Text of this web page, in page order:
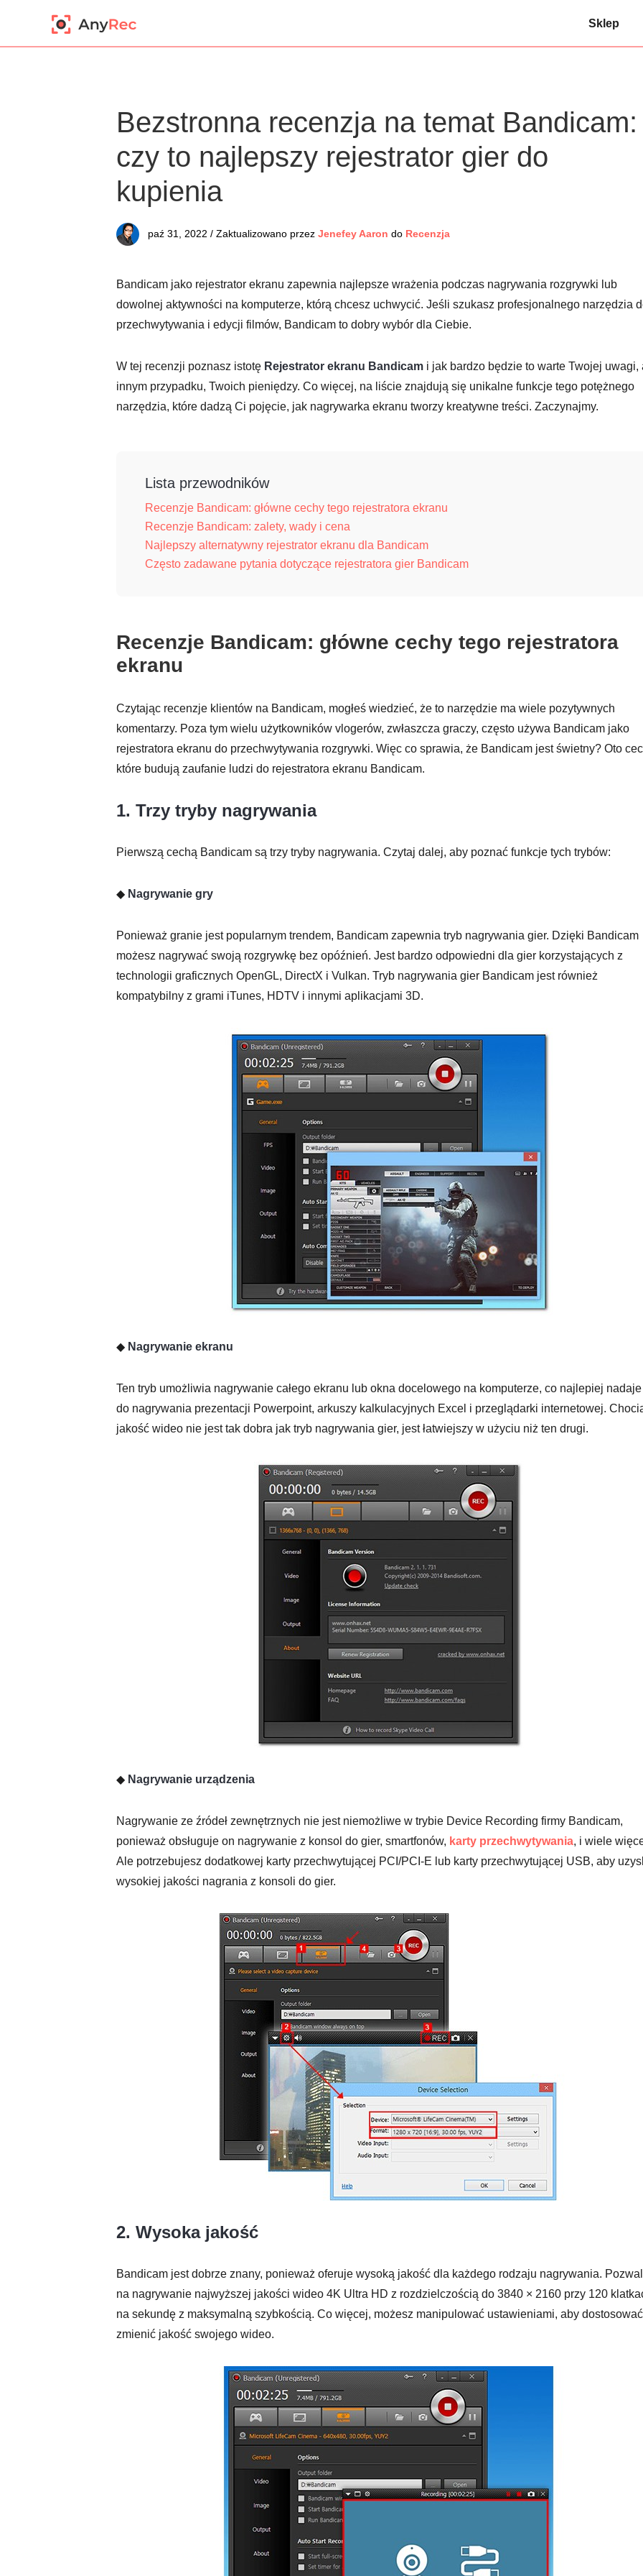
Sklep
Bezstronna recenzja na temat Bandicam:
czy to najlepszy rejestrator gier do
kupienia
paź 31, 2022 / Zaktualizowano przez Jenefey Aaron do Recenzja
Bandicam jako rejestrator ekranu zapewnia najlepsze wrażenia podczas nagrywania rozgrywki lub
dowolnej aktywności na komputerze, którą chcesz uchwycić. Jeśli szukasz profesjonalnego narzędzia
przechwytywania i edycji filmów, Bandicam to dobry wybór dla Ciebie.
W tej recenzji poznasz istotę Rejestrator ekranu Bandicam i jak bardzo będzie to warte Twojej uwagi,
innym przypadku, Twoich pieniędzy. Co więcej, na liście znajdują się unikalne funkcje tego potężnego
narzędzia, które dadzą Ci pojęcie, jak nagrywarka ekranu tworzy kreatywne treści. Zaczynajmy.
Lista przewodników
Recenzje Bandicam: główne cechy tego rejestratora ekranu
Recenzje Bandicam: zalety, wady i cena
Najlepszy alternatywny rejestrator ekranu dla Bandicam
Często zadawane pytania dotyczące rejestratora gier Bandicam
Recenzje Bandicam: główne cechy tego rejestratora
ekranu
Czytając recenzje klientów na Bandicam, mogłeś wiedzieć, że to narzędzie ma wiele pozytywnych
komentarzy. Poza tym wielu użytkowników vlogerów, zwłaszcza graczy, często używa Bandicam jako
rejestratora ekranu do przechwytywania rozgrywki. Więc co sprawia, że Bandicam jest świetny? Oto
które budują zaufanie ludzi do rejestratora ekranu Bandicam.
1. Trzy tryby nagrywania
Pierwszą cechą Bandicam są trzy tryby nagrywania. Czytaj dalej, aby poznać funkcje tych trybów:
◆ Nagrywanie gry
Ponieważ granie jest popularnym trendem, Bandicam zapewnia tryb nagrywania gier. Dzięki Bandicam
możesz nagrywać swoją rozgrywkę bez opóźnień. Jest bardzo odpowiedni dla gier korzystających z
technologii graficznych OpenGL, DirectX i Vulkan. Tryb nagrywania gier Bandicam jest również
kompatybilny z grami iTunes, HDTV i innymi aplikacjami 3D.
◆ Nagrywanie ekranu
Ten tryb umożliwia nagrywanie całego ekranu lub okna docelowego na komputerze, co najlepiej
do nagrywania prezentacji Powerpoint, arkuszy kalkulacyjnych Excel i przeglądarki internetowej.
jakość wideo nie jest tak dobra jak tryb nagrywania gier, jest łatwiejszy w użyciu niż ten drugi.
◆ Nagrywanie urządzenia
Nagrywanie ze źródeł zewnętrznych nie jest niemożliwe w trybie Device Recording firmy Bandicam,
ponieważ obsługuje on nagrywanie z konsol do gier, smartfonów, karty przechwytywania, i wiele
Ale potrzebujesz dodatkowej karty przechwytującej PCI/PCI-E lub karty przechwytującej USB, aby
wysokiej jakości nagrania z konsoli do gier.
2. Wysoka jakość
Bandicam jest dobrze znany, ponieważ oferuje wysoką jakość dla każdego rodzaju nagrywania.
na nagrywanie najwyższej jakości wideo 4K Ultra HD z rozdzielczością do 3840 × 2160 przy 120
na sekundę z maksymalną szybkością. Co więcej, możesz manipulować ustawieniami, aby
zmienić jakość swojego wideo.